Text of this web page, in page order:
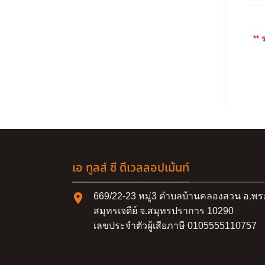
**
เอ ทูลส์ ซี ดีเวลลอปเม้นท์
669/22-23 หมู่3 ตำบลบ้านคลองสวน อ.พร
สมุทรเจดีย์ จ.สมุทรปราการ 10290
เลขประจำตัวผู้เสียภาษี 0105555110757